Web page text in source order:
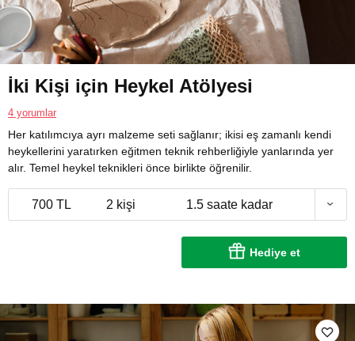
İki Kişi için Heykel Atölyesi
4 yorumlar
Her katılımcıya ayrı malzeme seti sağlanır; ikisi eş zamanlı kendi
heykellerini yaratırken eğitmen teknik rehberliğiyle yanlarında yer
alır. Temel heykel teknikleri önce birlikte öğrenilir.
700 TL 2 kişi 1.5 saate kadar
Hediye et